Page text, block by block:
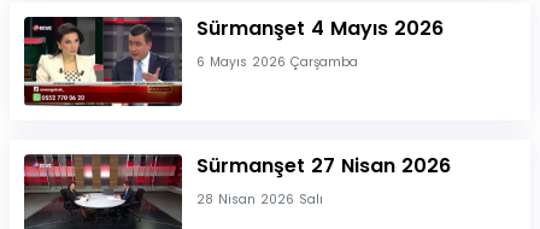
Sürmanşet 4 Mayıs 2026
6 Mayıs 2026 Çarşamba
Sürmanşet 27 Nisan 2026
28 Nisan 2026 Salı